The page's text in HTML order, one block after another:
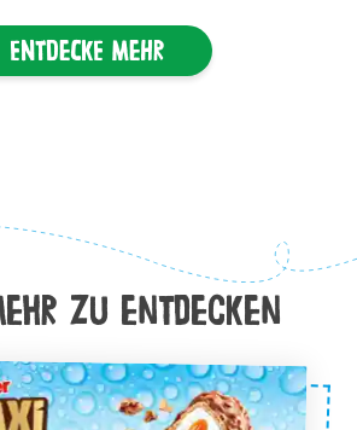
Entdecke mehr
zu entdecken